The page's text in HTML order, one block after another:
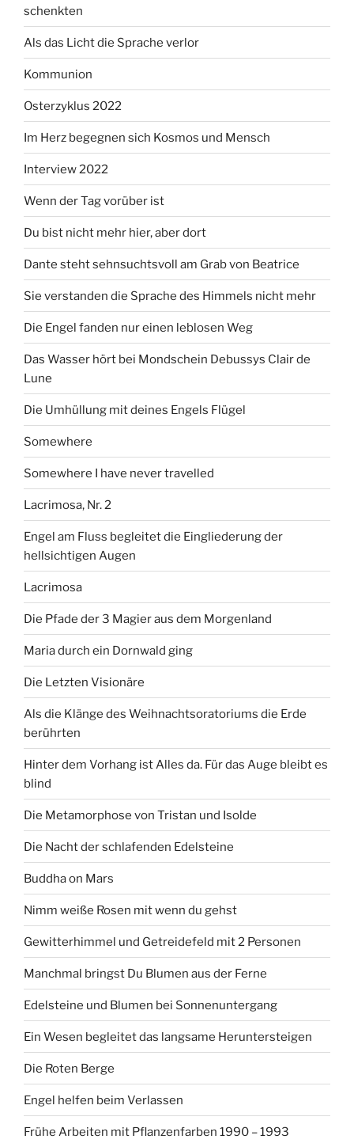
schenkten
Als das Licht die Sprache verlor
Kommunion
Osterzyklus 2022
Im Herz begegnen sich Kosmos und Mensch
Interview 2022
Wenn der Tag vorüber ist
Du bist nicht mehr hier, aber dort
Dante steht sehnsuchtsvoll am Grab von Beatrice
Sie verstanden die Sprache des Himmels nicht mehr
Die Engel fanden nur einen leblosen Weg
Das Wasser hört bei Mondschein Debussys Clair de
Lune
Die Umhüllung mit deines Engels Flügel
Somewhere
Somewhere I have never travelled
Lacrimosa, Nr. 2
Engel am Fluss begleitet die Eingliederung der
hellsichtigen Augen
Lacrimosa
Die Pfade der 3 Magier aus dem Morgenland
Maria durch ein Dornwald ging
Die Letzten Visionäre
Als die Klänge des Weihnachtsoratoriums die Erde
berührten
Hinter dem Vorhang ist Alles da. Für das Auge bleibt es
blind
Die Metamorphose von Tristan und Isolde
Die Nacht der schlafenden Edelsteine
Buddha on Mars
Nimm weiße Rosen mit wenn du gehst
Gewitterhimmel und Getreidefeld mit 2 Personen
Manchmal bringst Du Blumen aus der Ferne
Edelsteine und Blumen bei Sonnenuntergang
Ein Wesen begleitet das langsame Heruntersteigen
Die Roten Berge
Engel helfen beim Verlassen
Frühe Arbeiten mit Pflanzenfarben 1990 – 1993